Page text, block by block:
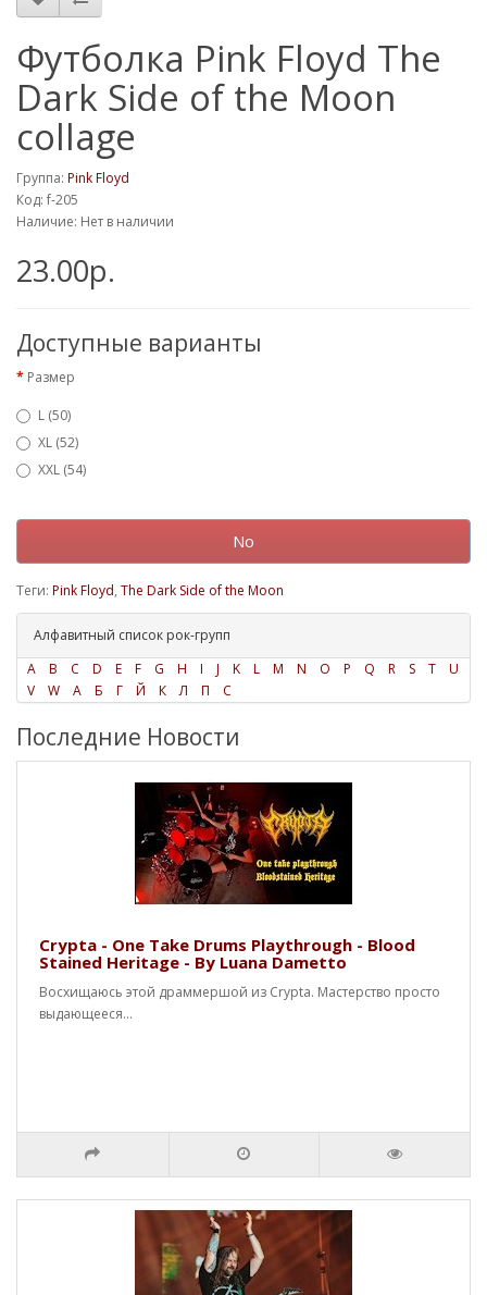
Футболка Pink Floyd The
Dark Side of the Moon
collage
Группа: Pink Floyd
Код: f-205
Наличие: Нет в наличии
23.00р.
Доступные варианты
Размер
L (50)
XL (52)
XXL (54)
No
Теги: Pink Floyd, The Dark Side of the Moon
Алфавитный список рок-групп
A
B C D E F G H I J K L M N O P Q R S T
U
V
W А Б Г Й К Л П С
Последние Новости
Crypta - One Take Drums Playthrough - Blood
Stained Heritage - By Luana Dametto
Восхищаюсь этой драммершой из Crypta. Мастерство просто
выдающееся...